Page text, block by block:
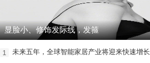
显脸小、修饰发际线，发箍
1 未来五年，全球智能家居产业将迎来快速增长